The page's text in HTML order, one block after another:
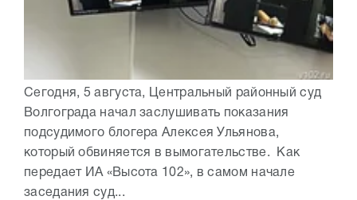
Сегодня, 5 августа, Центральный районный суд
Волгограда начал заслушивать показания
подсудимого блогера Алексея Ульянова,
который обвиняется в вымогательстве. Как
передает ИА «Высота 102», в самом начале
заседания суд...